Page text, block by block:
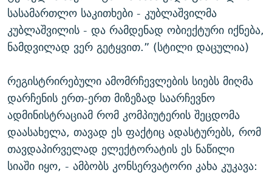
სასამართლო საკითხები - კუბლაშვილმა
კუბლაშვილის - და რამდენად ობიექტური იქნება,
ნამდვილად ვერ გეტყვით.” (სტილი დაცულია)
რეგისტრირებული ამომრჩევლების სიებს მიღმა
დარჩენის ერთ-ერთ მიზეზად საარჩევნო
ადმინისტრაციამ რომ კომპიუტერის შეცდომა
დაასახელა, თავად ეს ფაქტიც ადასტურებს, რომ
თავდაპირველად ელექტორატის ეს ნაწილი
სიაში იყო, - ამბობს კონსერვატორი კახა კუკავა: